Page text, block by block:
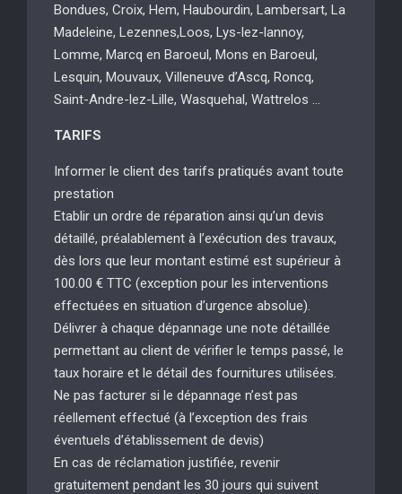
Bondues, Croix, Hem, Haubourdin, Lambersart, La
Madeleine, Lezennes,Loos, Lys-lez-lannoy,
Lomme, Marcq en Baroeul, Mons en Baroeul,
Lesquin, Mouvaux, Villeneuve d’Ascq, Roncq,
Saint-Andre-lez-Lille, Wasquehal, Wattrelos …
TARIFS
Informer le client des tarifs pratiqués avant toute
prestation
Etablir un ordre de réparation ainsi qu’un devis
détaillé, préalablement à l’exécution des travaux,
dès lors que leur montant estimé est supérieur à
100.00 € TTC (exception pour les interventions
effectuées en situation d’urgence absolue).
Délivrer à chaque dépannage une note détaillée
permettant au client de vérifier le temps passé, le
taux horaire et le détail des fournitures utilisées.
Ne pas facturer si le dépannage n’est pas
réellement effectué (à l’exception des frais
éventuels d’établissement de devis)
En cas de réclamation justifiée, revenir
gratuitement pendant les 30 jours qui suivent